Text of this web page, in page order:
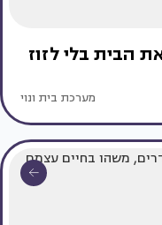
הבית בלי לזוז
מערכת בית ונוי